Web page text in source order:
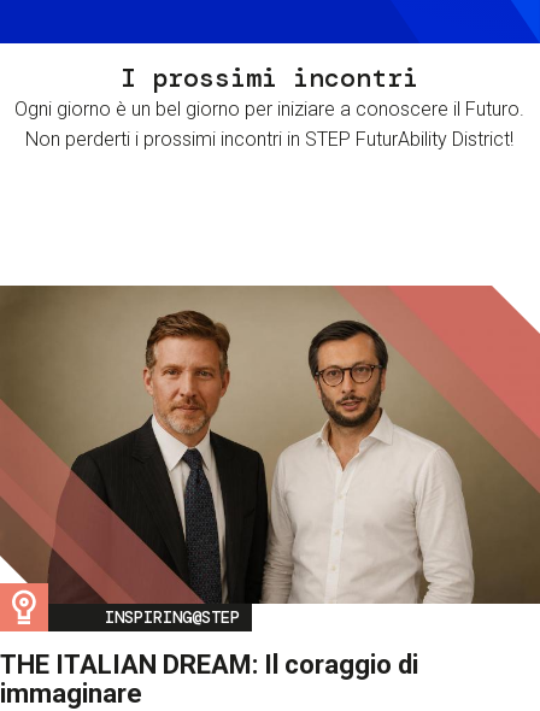
I prossimi incontri
Ogni giorno è un bel giorno per iniziare a conoscere il Futuro.
Non perderti i prossimi incontri in STEP FuturAbility District!
Image
INSPIRING@STEP
THE ITALIAN DREAM: Il coraggio di
immaginare